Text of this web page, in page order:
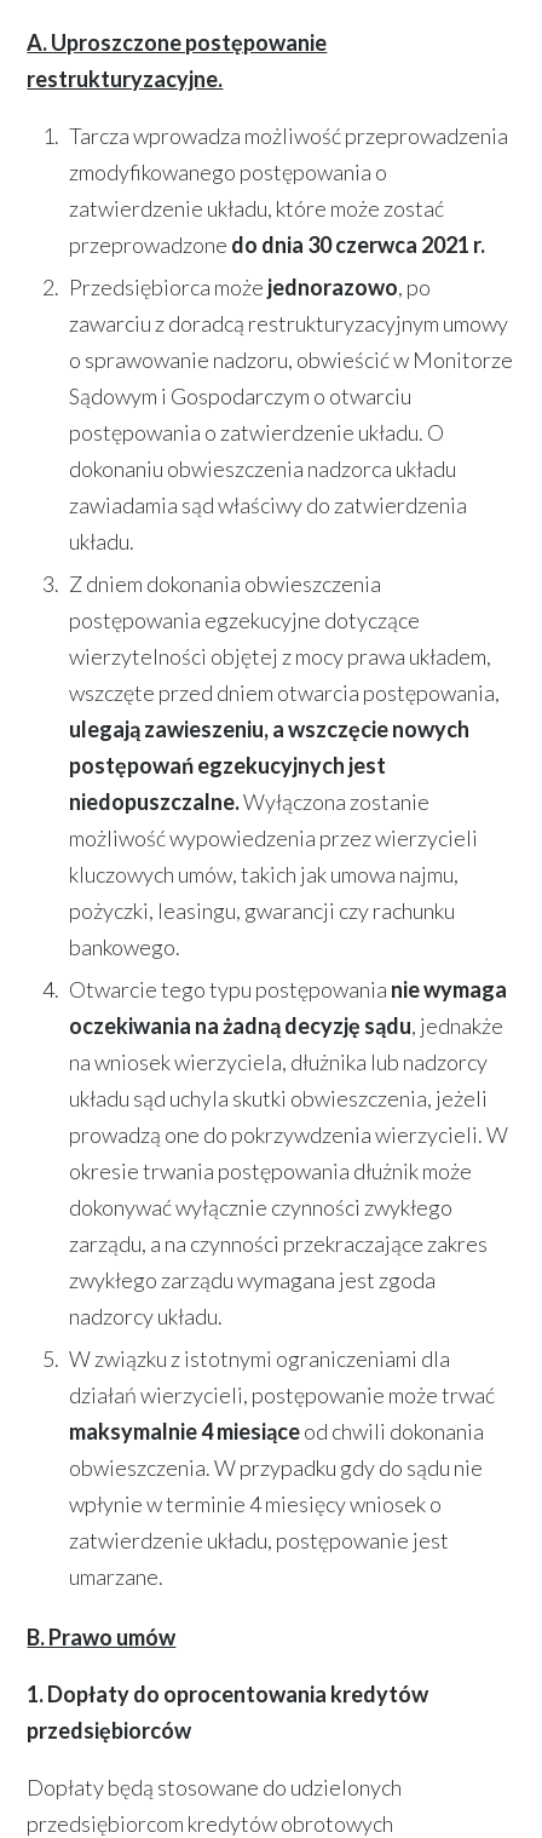
A. Uproszczone postępowanie
restrukturyzacyjne.
Tarcza wprowadza możliwość przeprowadzenia
zmodyfikowanego postępowania o
zatwierdzenie układu, które może zostać
przeprowadzone do dnia 30 czerwca 2021 r.
Przedsiębiorca może jednorazowo, po
zawarciu z doradcą restrukturyzacyjnym umowy
o sprawowanie nadzoru, obwieścić w Monitorze
Sądowym i Gospodarczym o otwarciu
postępowania o zatwierdzenie układu. O
dokonaniu obwieszczenia nadzorca układu
zawiadamia sąd właściwy do zatwierdzenia
układu.
Z dniem dokonania obwieszczenia
postępowania egzekucyjne dotyczące
wierzytelności objętej z mocy prawa układem,
wszczęte przed dniem otwarcia postępowania,
ulegają zawieszeniu,a wszczęcie nowych
postępowań egzekucyjnych jest
niedopuszczalne.Wyłączona zostanie
możliwość wypowiedzenia przez wierzycieli
kluczowych umów, takich jak umowa najmu,
pożyczki, leasingu, gwarancji czy rachunku
bankowego.
Otwarcie tego typu postępowania nie wymaga
oczekiwania na żadną decyzję sądu, jednakże
na wniosek wierzyciela, dłużnika lub nadzorcy
układu sąd uchyla skutki obwieszczenia, jeżeli
prowadzą one do pokrzywdzenia wierzycieli. W
okresie trwania postępowania dłużnik może
dokonywać wyłącznie czynności zwykłego
zarządu, a na czynności przekraczające zakres
zwykłego zarządu wymagana jest zgoda
nadzorcy układu.
W związku z istotnymi ograniczeniami dla
działań wierzycieli, postępowanie może trwać
maksymalnie 4 miesiąceod chwili dokonania
obwieszczenia. W przypadku gdy do sądu nie
wpłynie w terminie 4 miesięcy wniosek o
zatwierdzenie układu, postępowanie jest
umarzane.
B. Prawo umów
1.Dopłaty do oprocentowania kredytów
przedsiębiorców
Dopłaty będą stosowane do udzielonych
przedsiębiorcom kredytów obrotowych